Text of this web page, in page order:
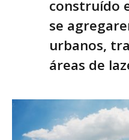
construído
se
urbanos,
áreas de